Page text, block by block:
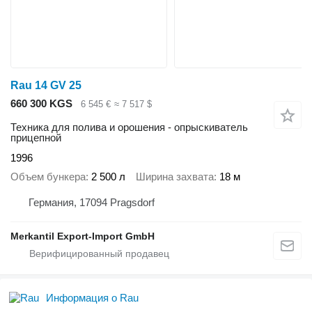
Rau 14 GV 25
660 300 KGS
6 545 € ≈ 7 517 $
Техника для полива и орошения - опрыскиватель
прицепной
1996
Объем бункера 2 500 л Ширина захвата 18 м
Германия, 17094 Pragsdorf
Merkantil Export-Import GmbH
Информация о Rau